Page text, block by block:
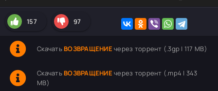
157 97
Скачать ВОЗВРАЩЕНИЕ через торрент (.3gp | 117 MB)
Скачать ВОЗВРАЩЕНИЕ через торрент (.mp4 | 343
MB)